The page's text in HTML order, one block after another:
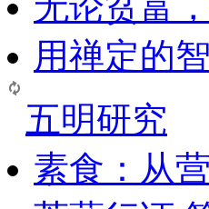
用禅定的
五明研究
素食：从